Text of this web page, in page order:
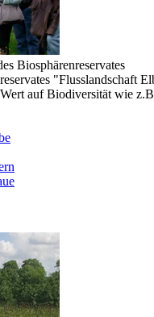
Biosphärenreservates
"Flusslandschaft
auf Biodiversität wie